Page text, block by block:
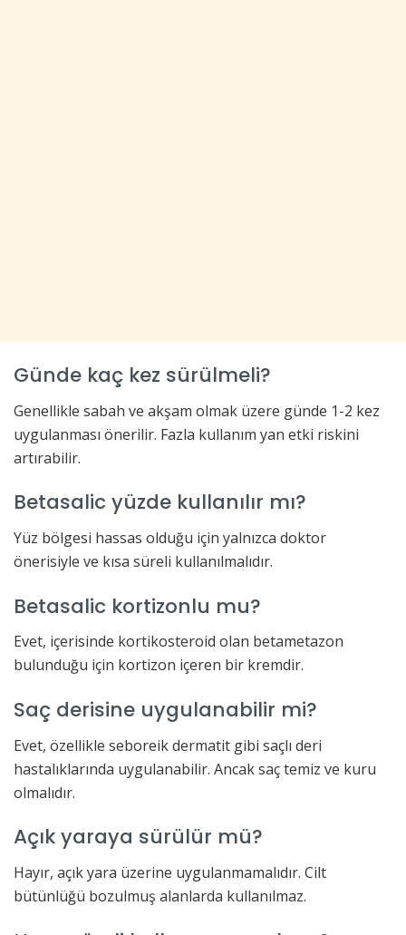
Günde kaç kez sürülmeli?
Genellikle sabah ve akşam olmak üzere günde 1-2 kez
uygulanması önerilir. Fazla kullanım yan etki riskini
artırabilir.
Betasalic yüzde kullanılır mı?
Yüz bölgesi hassas olduğu için yalnızca doktor
önerisiyle ve kısa süreli kullanılmalıdır.
Betasalic kortizonlu mu?
Evet, içerisinde kortikosteroid olan betametazon
bulunduğu için kortizon içeren bir kremdir.
Saç derisine uygulanabilir mi?
Evet, özellikle seboreik dermatit gibi saçlı deri
hastalıklarında uygulanabilir. Ancak saç temiz ve kuru
olmalıdır.
Açık yaraya sürülür mü?
Hayır, açık yara üzerine uygulanmamalıdır. Cilt
bütünlüğü bozulmuş alanlarda kullanılmaz.